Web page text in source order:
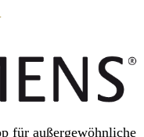
für außergewöhnliche